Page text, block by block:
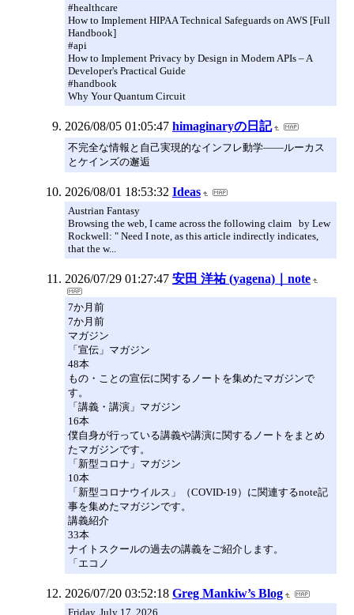
#healthcare
How to Implement HIPAA Technical Safeguards on AWS [Full
Handbook]
#api
How to Implement Privacy by Design in Modern APIs – A
Developer's Practical Guide
#handbook
Why Your Quantum Circuit
2026/08/05 01:05:47 himaginaryの日記
不完全な情報と自己実現的なインフレ動学――ルーカス
とケインズの邂逅
2026/08/01 18:53:32 Ideas
Austrian Fantasy
Browsing the web, I came across the following claim by Lew
Rockwell: " Need I note, as this article indirectly indicates,
that the w...
2026/07/29 01:27:47 安田 洋祐 (yagena)｜note
7か月前
7か月前
マガジン
「宣伝」マガジン
48本
もの・ことの宣伝に関するノートを集めたマガジンで
す。
「講義・講演」マガジン
16本
僕自身が行っている講義や講演に関するノートをまとめ
たマガジンです。
「新型コロナ」マガジン
10本
「新型コロナウイルス」（COVID-19）に関連するnote記
事を集めたマガジンです。
講義紹介
33本
ナイトスクールの過去の講義をご紹介します。
「エコノ
2026/07/20 03:52:18 Greg Mankiw’s Blog
Friday, July 17, 2026